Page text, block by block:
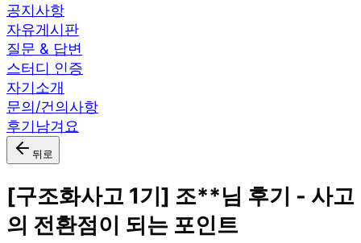
공지사항
자유게시판
질문 & 답변
스터디 인증
자기소개
문의/건의사항
후기남겨요
뒤로
[구조화사고 1기] 조**님 후기 - 사고
의 전환점이 되는 포인트